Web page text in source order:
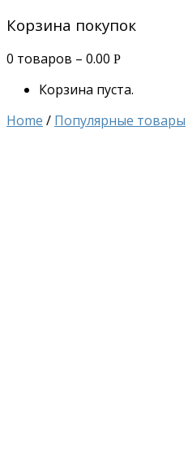
Корзина покупок
0 товаров – 0.00 Р
Корзина пуста.
Home / Популярные товары